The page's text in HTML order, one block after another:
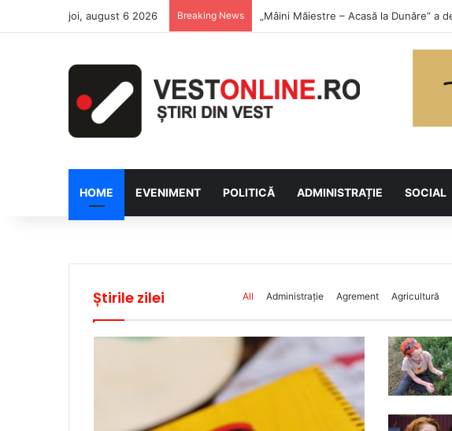
joi, august 6 2026 Breaking News Săptămâna Florilor la Asociația BUNETI
HOME EVENIMENT POLITICĂ ADMINISTRAȚIE SOCIAL
Știrile zilei All Administrație Agrement Agricultură